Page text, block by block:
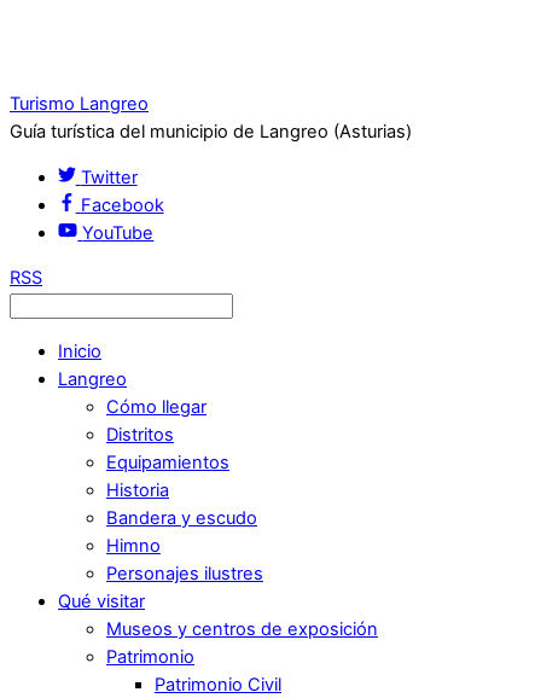
Turismo Langreo
Guía turística del municipio de Langreo (Asturias)
Twitter
Facebook
YouTube
RSS
Inicio
Langreo
Cómo llegar
Distritos
Equipamientos
Historia
Bandera y escudo
Himno
Personajes ilustres
Qué visitar
Museos y centros de exposición
Patrimonio
Patrimonio Civil